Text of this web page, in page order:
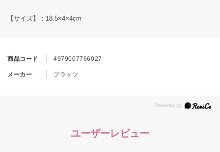
商品コード 4979007766027
メーカー プラッツ
【サイズ】：18.5×4×4cm
ユーザーレビュー